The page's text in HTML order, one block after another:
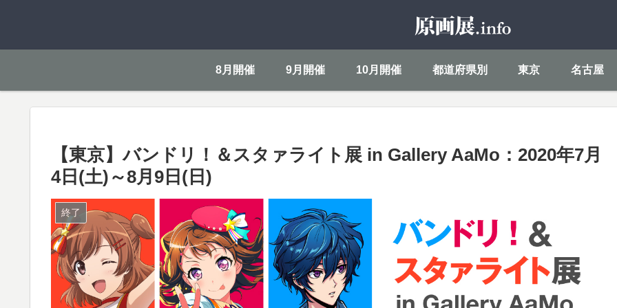
8月開催 9月開催 10月開催 都道府県別 東京 名古屋
【東京】バンドリ！＆スタァライト展 in Gallery AaMo：2020年7月
4日(土)～8月9日(日)
終了